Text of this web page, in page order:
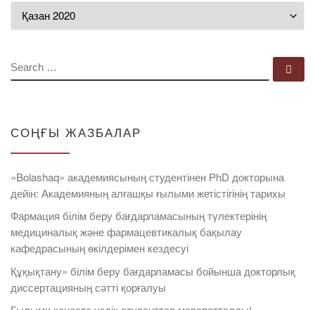
SEARCH
СОҢҒЫ ЖАЗБАЛАР
«Bolashaq» академиясының студентінен PhD докторына
дейін: Академияның алғашқы ғылыми жетістігінің тарихы
Фармация білім беру бағдарламасының түлектерінің
медициналық және фармацевтикалық бақылау
кафедрасының өкілдерімен кездесуі
Құқықтану» білім беру бағдарламасы бойынша докторлық
диссертацияның сәтті қорғалуы